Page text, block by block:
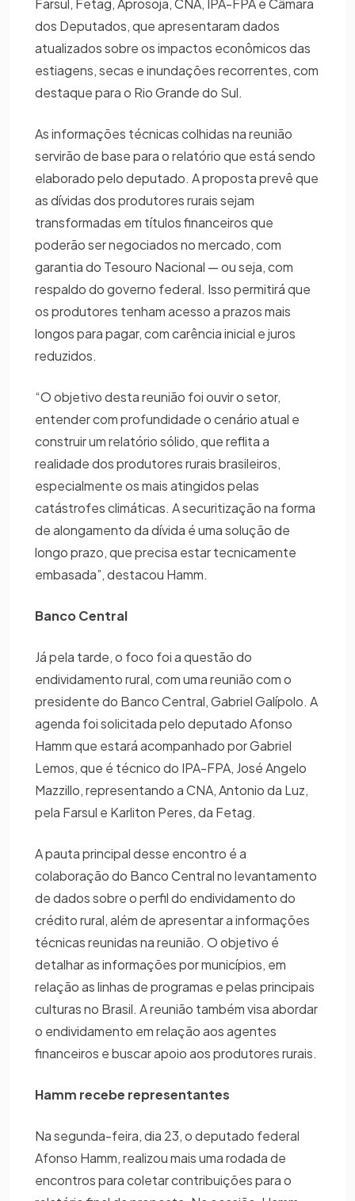
dos Deputados, que apresentaram dados
atualizados sobre os impactos econômicos das
estiagens, secas e inundações recorrentes, com
destaque para o Rio Grande do Sul.
As informações técnicas colhidas na reunião
servirão de base para o relatório que está sendo
elaborado pelo deputado. A proposta prevê que
as dívidas dos produtores rurais sejam
transformadas em títulos financeiros que
poderão ser negociados no mercado, com
garantia do Tesouro Nacional — ou seja, com
respaldo do governo federal. Isso permitirá que
os produtores tenham acesso a prazos mais
longos para pagar, com carência inicial e juros
reduzidos.
“O objetivo desta reunião foi ouvir o setor,
entender com profundidade o cenário atual e
construir um relatório sólido, que reflita a
realidade dos produtores rurais brasileiros,
especialmente os mais atingidos pelas
catástrofes climáticas. A securitização na forma
de alongamento da dívida é uma solução de
longo prazo, que precisa estar tecnicamente
embasada”, destacou Hamm.
Banco Central
Já pela tarde, o foco foi a questão do
endividamento rural, com uma reunião com o
presidente do Banco Central, Gabriel Galípolo. A
agenda foi solicitada pelo deputado Afonso
Hamm que estará acompanhado por Gabriel
Lemos, que é técnico do IPA-FPA, José Angelo
Mazzillo, representando a CNA, Antonio da Luz,
pela Farsul e Karliton Peres, da Fetag.
A pauta principal desse encontro é a
colaboração do Banco Central no levantamento
de dados sobre o perfil do endividamento do
crédito rural, além de apresentar a informações
técnicas reunidas na reunião. O objetivo é
detalhar as informações por municípios, em
relação as linhas de programas e pelas principais
culturas no Brasil. A reunião também visa abordar
o endividamento em relação aos agentes
financeiros e buscar apoio aos produtores rurais.
Hamm recebe representantes
Na segunda-feira, dia 23, o deputado federal
Afonso Hamm, realizou mais uma rodada de
encontros para coletar contribuições para o